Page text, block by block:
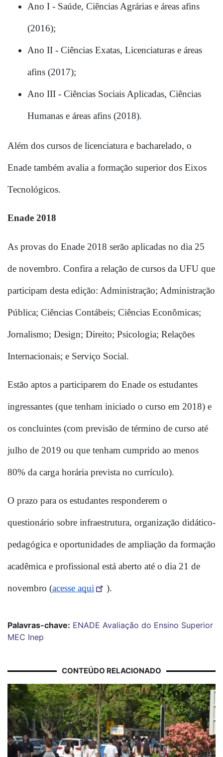
Ano I - Saúde, Ciências Agrárias e áreas afins
(2016);
Ano II - Ciências Exatas, Licenciaturas e áreas
afins (2017);
Ano III - Ciências Sociais Aplicadas, Ciências
Humanas e áreas afins (2018).
Além dos cursos de licenciatura e bacharelado, o
Enade também avalia a formação superior dos Eixos
Tecnológicos.
Enade 2018
As provas do Enade 2018 serão aplicadas no dia 25
de novembro. Confira a relação de cursos da UFU que
participam desta edição: Administração; Administração
Pública; Ciências Contábeis; Ciências Econômicas;
Jornalismo; Design; Direito; Psicologia; Relações
Internacionais; e Serviço Social.
Estão aptos a participarem do Enade os estudantes
ingressantes (que tenham iniciado o curso em 2018) e
os concluintes (com previsão de término de curso até
julho de 2019 ou que tenham cumprido ao menos
80% da carga horária prevista no currículo).
O prazo para os estudantes responderem o
questionário sobre infraestrutura, organização didático-
pedagógica e oportunidades de ampliação da formação
acadêmica e profissional está aberto até o dia 21 de
novembro (acesse aqui ).
Palavras-chave: ENADE Avaliação do Ensino Superior
MEC Inep
CONTEÚDO RELACIONADO